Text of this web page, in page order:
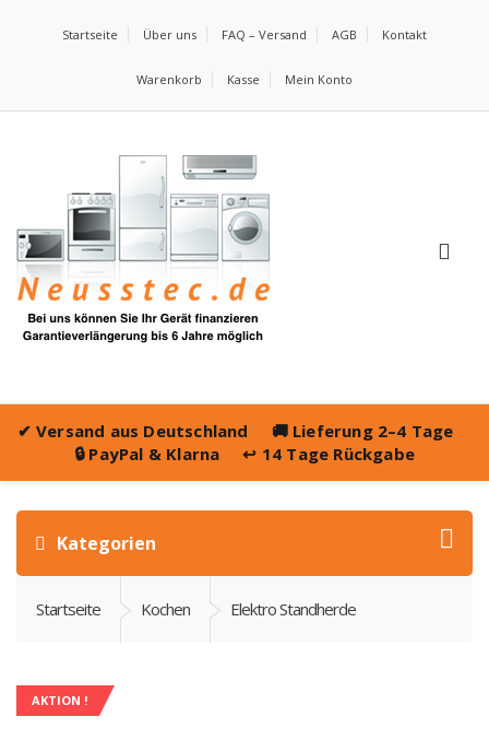
Startseite Über uns FAQ – Versand AGB Kontakt
Warenkorb Kasse Mein Konto
✔ Versand aus Deutschland 🚚 Lieferung 2–4 Tage
🔒 PayPal & Klarna ↩️ 14 Tage Rückgabe
Kategorien
Startseite Kochen Elektro Standherde
AKTION !